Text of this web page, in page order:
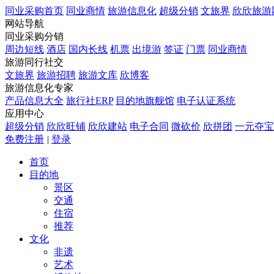
同业采购首页 同业商情 旅游信息化 超级分销 文旅界 欣欣旅游
网站导航
同业采购分销
周边短线 酒店 国内长线 机票 出境游 签证 门票 同业商情
旅游同行社交
文旅界 旅游招聘 旅游文库 欣博客
旅游信息化专家
产品信息大全 旅行社ERP 目的地旗舰馆 电子认证系统
应用中心
超级分销 欣欣旺铺 欣欣建站 电子合同 微砍价 欣拼团 一元夺宝
免费注册 | 登录
首页
目的地
景区
交通
住宿
推荐
文化
非遗
艺术